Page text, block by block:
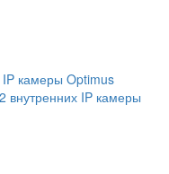
внутренних IP камеры